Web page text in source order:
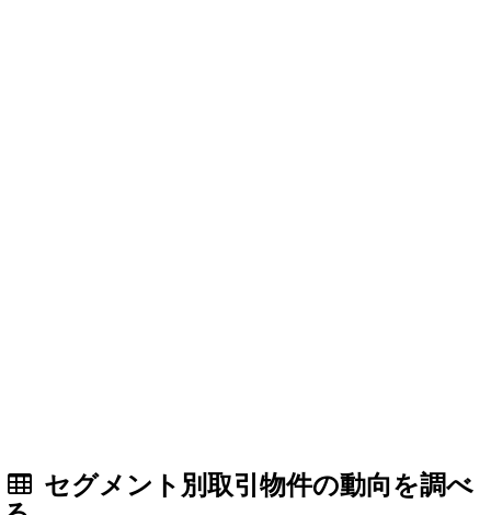
セグメント別取引物件の動向を調べ